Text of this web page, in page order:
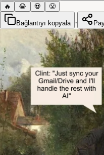
🔥
😂 💀 😤
Bağlantıyı kopyala ·